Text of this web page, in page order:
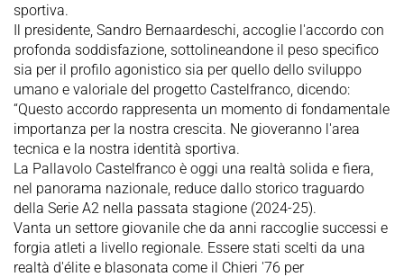
sportiva.
Il presidente, Sandro Bernaardeschi, accoglie l'accordo con
profonda soddisfazione, sottolineandone il peso specifico
sia per il profilo agonistico sia per quello dello sviluppo
umano e valoriale del progetto Castelfranco, dicendo:
“Questo accordo rappresenta un momento di fondamentale
importanza per la nostra crescita. Ne gioveranno l'area
tecnica e la nostra identità sportiva.
La Pallavolo Castelfranco è oggi una realtà solida e fiera,
nel panorama nazionale, reduce dallo storico traguardo
della Serie A2 nella passata stagione (2024-25).
Vanta un settore giovanile che da anni raccoglie successi e
forgia atleti a livello regionale. Essere stati scelti da una
realtà d'élite e blasonata come il Chieri '76 per